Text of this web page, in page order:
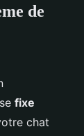
de
fixe
chat